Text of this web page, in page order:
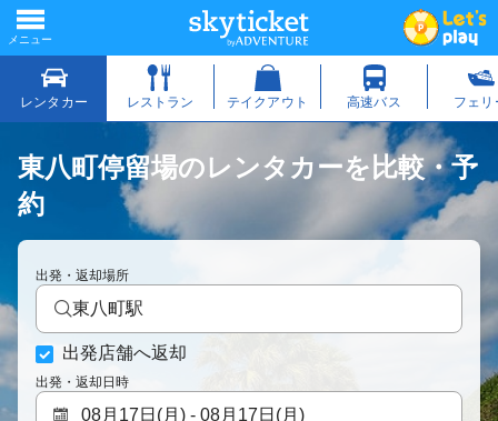
東八町停留場のレンタカーを比較・予
約
出発・返却場所
東八町駅
出発店舗へ返却
出発・返却日時